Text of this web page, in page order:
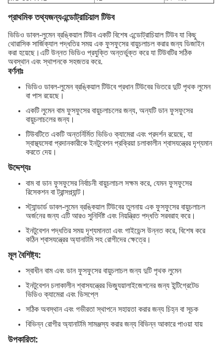
প্রাথমিক তথ্যজন্যএন্ডোট্রাচিয়াল টিউব
ভিডিও ডাবল-লুমেন ব্রঙ্কিয়াল টিউব একটি বিশেষ এন্ডোট্রাচিয়াল টিউব যা কিছু
থোরাসিক সার্জিক্যাল পদ্ধতির সময় এক ফুসফুসের বায়ুচলাচল করার জন্য ডিজাইন
করা হয়েছে।এটি উন্নত ভিডিও প্রযুক্তি অন্তর্ভুক্ত করে যা টিউবটির সঠিক
অবস্থান এবং স্থাপনকে সহজতর করে.
বর্ণনাঃ
ভিডিও ডাবল-লুমেন ব্রঙ্কিয়াল টিউবে প্রধান টিউবের ভিতরে দুটি পৃথক লুমেন
বা পাস রয়েছে।
একটি লুমেন বাম ফুসফুসের বায়ুচলাচলের জন্য, অন্যটি ডান ফুসফুসের
বায়ুচলাচলের জন্য।
টিউবটিতে একটি অন্তর্নির্মিত ভিডিও ক্যামেরা এবং প্রদর্শন রয়েছে, যা
স্বাস্থ্যসেবা প্রদানকারীকে ইনটুবেশন প্রক্রিয়া চলাকালীন শ্বাসযন্ত্রের দৃশ্যমান
করতে দেয়।
উদ্দেশ্যঃ
বাম বা ডান ফুসফুসের নির্বাচনী বায়ুচলাচল সক্ষম করে, যেমন ফুসফুসের
রিসেকশন বা ট্রান্সপ্ল্যান্ট।
স্ট্যান্ডার্ড ডাবল-লুমেন ব্রঙ্কিয়াল টিউবের তুলনায় এক ফুসফুসের বায়ুচলাচল
অর্জনের জন্য এটি আরও সুনির্দিষ্ট এবং নিয়ন্ত্রিত পদ্ধতি সরবরাহ করে।
ইনটুবেশন পদ্ধতির সময় দৃশ্যমানতা এবং গাইডেন্স উন্নত করে, বিশেষ করে
কঠিন শ্বাসযন্ত্রের অ্যানাটমি সহ রোগীদের ক্ষেত্রে।
মূল বৈশিষ্ট্য:
স্বাধীন বাম এবং ডান ফুসফুসের বায়ুচলাচল জন্য দুটি পৃথক লুমেন
ইনটুবেশন চলাকালীন শ্বাসযন্ত্রের ভিজ্যুয়ালাইজেশনের জন্য ইন্টিগ্রেটেড
ভিডিও ক্যামেরা এবং ডিসপ্লে
সঠিক অবস্থান এবং গভীরতা স্থাপনে সহায়তা করার জন্য চিহ্ন বা সূচক
বিভিন্ন রোগীর অ্যানাটমি সামঞ্জস্য করার জন্য বিভিন্ন আকারে পাওয়া যায়
উপকারিতা: